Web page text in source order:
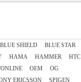
BLUE SHIELD
BLUE STAR
HAMA HAMMER
HTC
OEM
OG
ERICSSON
SPIGEN